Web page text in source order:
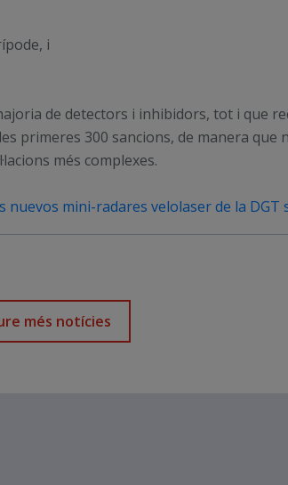
i
de detectors i inhibidors, tot i que
primeres 300 sancions, de manera que
més complexes.
nuevos mini-radares velolaser de la DGT
més notícies